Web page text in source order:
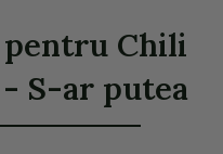
Chili
S-ar putea